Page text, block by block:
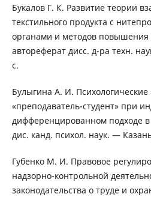
Букалов Г. К. Развитие теории
текстильного продукта с
органами и методов повышения
автореферат дисс. д-ра техн.
с.
Булыгина А. И.
«преподаватель-студент» при
дифференцированном подходе
дис. канд. психол. наук. —
Губенко М. И. Правовое
надзорно-контрольной
законодательства о труде и